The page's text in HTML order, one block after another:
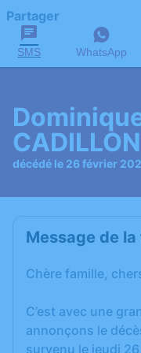
Partager
SMS WhatsApp
CADILLON
décédé le 26 février
Message de
Chère famille,
C’est avec une
annonçons le
survenu le jeudi